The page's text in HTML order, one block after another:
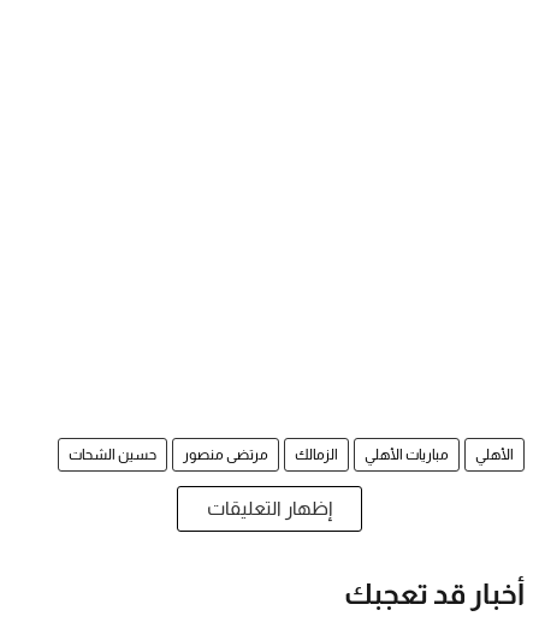
الأهلي مباريات الأهلي الزمالك مرتضى منصور حسين الشحات
إظهار التعليقات
أخبار قد تعجبك